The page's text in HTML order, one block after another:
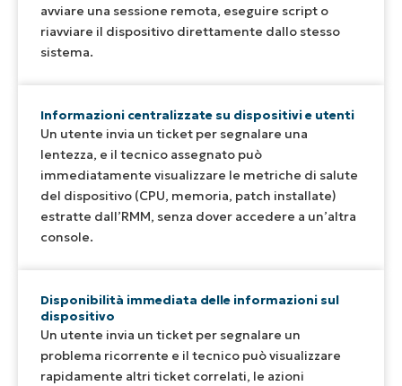
avviare una sessione remota, eseguire script o
riavviare il dispositivo direttamente dallo stesso
sistema.
Informazioni centralizzate su dispositivi e utenti
Un utente invia un ticket per segnalare una
lentezza, e il tecnico assegnato può
immediatamente visualizzare le metriche di salute
del dispositivo (CPU, memoria, patch installate)
estratte dall’RMM, senza dover accedere a un’altra
console.
Disponibilità immediata delle informazioni sul
dispositivo
Un utente invia un ticket per segnalare un
problema ricorrente e il tecnico può visualizzare
rapidamente altri ticket correlati, le azioni